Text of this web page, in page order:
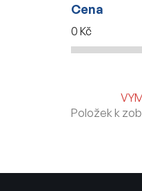
Cena
0 Kč
Položek k